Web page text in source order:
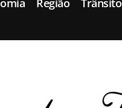
Região Trânsito